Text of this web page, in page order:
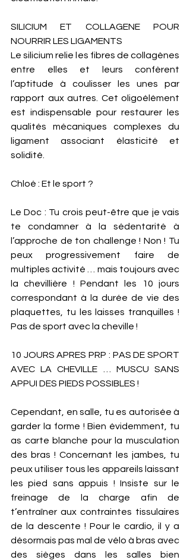
SILICIUM ET COLLAGENE POUR
NOURRIR LES LIGAMENTS
Le silicium relie les fibres de collagènes
entre elles et leurs confèrent
l’aptitude à coulisser les unes par
rapport aux autres. Cet oligoélément
est indispensable pour restaurer les
qualités mécaniques complexes du
ligament associant élasticité et
solidité.
Chloé : Et le sport ?
Le Doc : Tu crois peut-être que je vais
te condamner à la sédentarité à
l’approche de ton challenge ! Non ! Tu
peux progressivement faire de
multiples activité … mais toujours avec
la chevillière ! Pendant les 10 jours
correspondant à la durée de vie des
plaquettes, tu les laisses tranquilles !
Pas de sport avec la cheville !
10 JOURS APRES PRP : PAS DE SPORT
AVEC LA CHEVILLE … MUSCU SANS
APPUI DES PIEDS POSSIBLES !
Cependant, en salle, tu es autorisée à
garder la forme ! Bien évidemment, tu
as carte blanche pour la musculation
des bras ! Concernant les jambes, tu
peux utiliser tous les appareils laissant
les pied sans appuis ! Insiste sur le
freinage de la charge afin de
t’entraîner aux contraintes tissulaires
de la descente ! Pour le cardio, il y a
désormais pas mal de vélo à bras avec
des sièges dans les salles bien